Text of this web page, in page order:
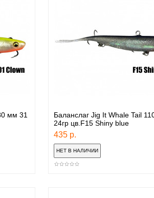
мм 31
Баланслаг Jig It Whale Tail
24гр цв.F15 Shiny blue
435 р.